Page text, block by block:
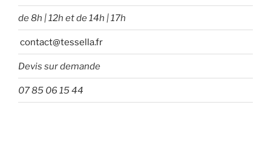
de 8h | 12h et de 14h | 17h
contact@tessella.fr
Devis sur demande
07 85 06 15 44